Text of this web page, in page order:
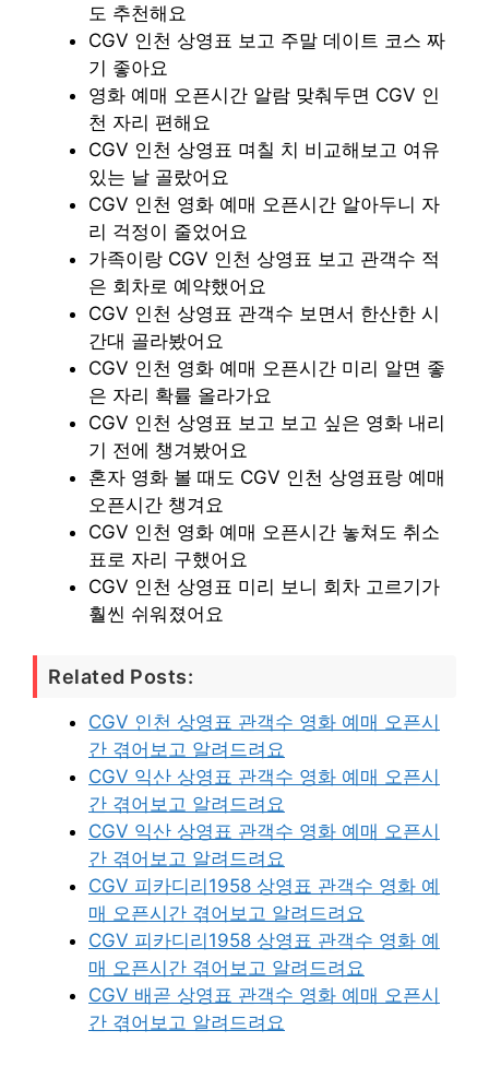
도 추천해요
CGV 인천 상영표 보고 주말 데이트 코스 짜
기 좋아요
영화 예매 오픈시간 알람 맞춰두면 CGV 인
천 자리 편해요
CGV 인천 상영표 며칠 치 비교해보고 여유
있는 날 골랐어요
CGV 인천 영화 예매 오픈시간 알아두니 자
리 걱정이 줄었어요
가족이랑 CGV 인천 상영표 보고 관객수 적
은 회차로 예약했어요
CGV 인천 상영표 관객수 보면서 한산한 시
간대 골라봤어요
CGV 인천 영화 예매 오픈시간 미리 알면 좋
은 자리 확률 올라가요
CGV 인천 상영표 보고 보고 싶은 영화 내리
기 전에 챙겨봤어요
혼자 영화 볼 때도 CGV 인천 상영표랑 예매
오픈시간 챙겨요
CGV 인천 영화 예매 오픈시간 놓쳐도 취소
표로 자리 구했어요
CGV 인천 상영표 미리 보니 회차 고르기가
훨씬 쉬워졌어요
Related Posts:
CGV 인천 상영표 관객수 영화 예매 오픈시
간 겪어보고 알려드려요
CGV 익산 상영표 관객수 영화 예매 오픈시
간 겪어보고 알려드려요
CGV 익산 상영표 관객수 영화 예매 오픈시
간 겪어보고 알려드려요
CGV 피카디리1958 상영표 관객수 영화 예
매 오픈시간 겪어보고 알려드려요
CGV 피카디리1958 상영표 관객수 영화 예
매 오픈시간 겪어보고 알려드려요
CGV 배곧 상영표 관객수 영화 예매 오픈시
간 겪어보고 알려드려요